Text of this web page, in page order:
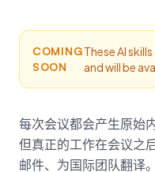
COMING
SOON
These AI
and will be
每次会议都会产生原始
但真正的工作在会议之
邮件、为国际团队翻译